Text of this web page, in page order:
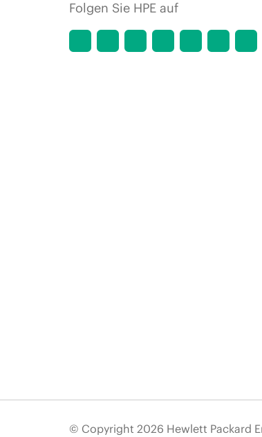
Folgen Sie HPE auf
© Copyright 2026 Hewlett Packard